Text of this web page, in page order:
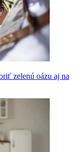
zelenú oázu aj na